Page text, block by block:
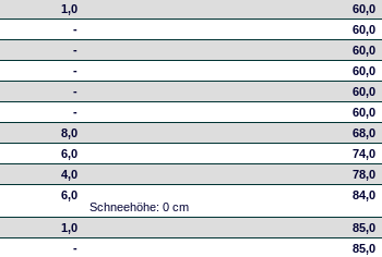
1,0
60,0
-
60,0
-
60,0
-
60,0
-
60,0
-
60,0
8,0
68,0
6,0
74,0
4,0
78,0
6,0
Schneehöhe: 0 cm
84,0
1,0
85,0
-
85,0